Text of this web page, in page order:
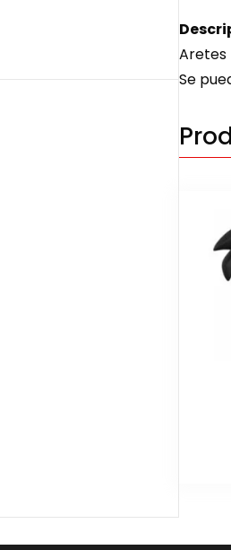
Aretes
Se